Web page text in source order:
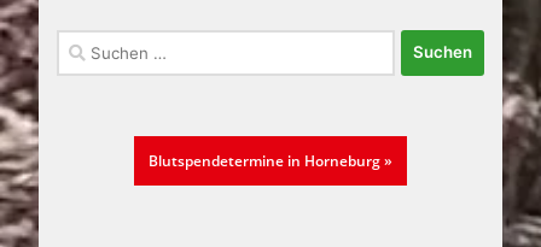
Suchen
nach:
Blutspendetermine in Horneburg »